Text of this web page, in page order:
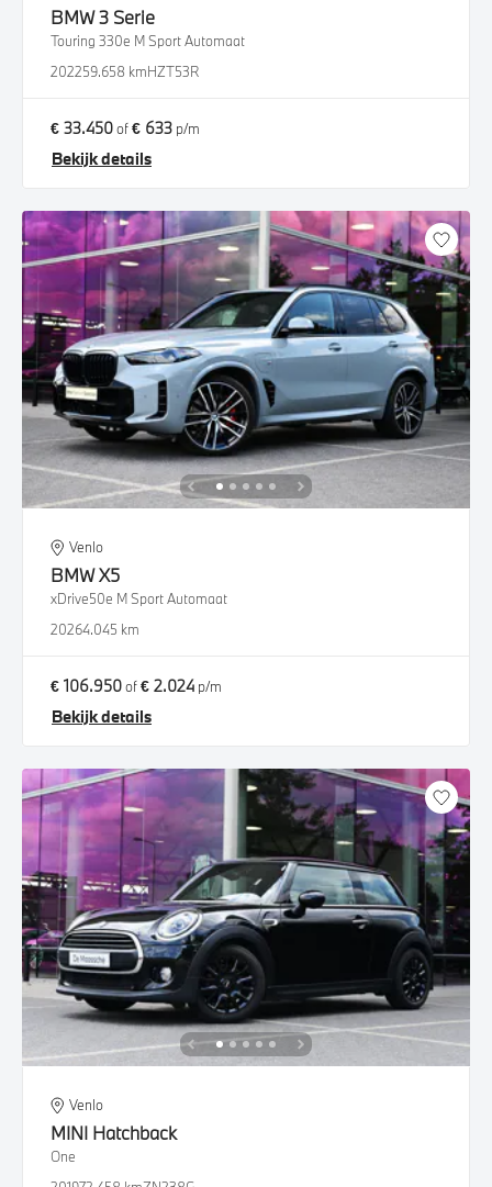
BMW3 Serie
Touring 330e M Sport Automaat
202259.658 kmHZT53R
€ 33.450of€ 633 p/m
Bekijk details
Venlo
BMWX5
xDrive50e M Sport Automaat
20264.045 km
€ 106.950of€ 2.024 p/m
Bekijk details
Venlo
MINI Hatchback
One